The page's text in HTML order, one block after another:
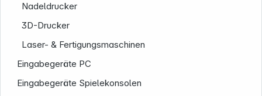
Nadeldrucker
3D-Drucker
Laser- & Fertigungsmaschinen
Eingabegeräte PC
Eingabegeräte Spielekonsolen